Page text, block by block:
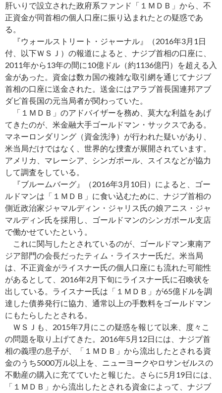
肝いりで設立された政府系ファンド「１ＭＤＢ」から、不
正資金が同首相の個人口座に振り込まれたとの疑惑であ
る。
『ウォールストリート・ジャーナル』（2016年3月1日
付、以下ＷＳＪ）の報道によると、ナジブ首相の口座に、
2011年から13年の間に10億ドル（約1136億円）を超える入
金があった。資金は数カ国の複雑な取引網を通じてナジブ
首相の口座に送金された。送金にはアラブ首長国連邦アブ
ダビ首長国の元当局者が関わっていた。
「１ＭＤＢ」のアドバイザーを務め、莫大な利益をあげ
てきたのが、米金融大手ゴールドマン・サックスである。
マネーロンダリング（資金洗浄）が行われた疑いがあり、
米当局だけではなく、世界的な捜査が展開されています。
アメリカ、マレーシア、シンガポール、スイスなどが協力
して調査をしている。
『ブルームバーグ』（2016年3月10日）によると、ゴー
ルドマンは「１ＭＤＢ」に食い込むために、ナジブ首相の
側近政治家ジャマルディン・ジャリス氏の娘アニス・ジャ
マルディン氏を採用し、ゴールドマンのシンガポール支店
で働かせていたという。
これに関与したとされているのが、ゴールドマン東南ア
ジア部門の会長だったティム・ライスナー氏だ。米当局
は、不正資金がライスナー氏の個人口座にも流れた可能性
があるとして、2016年2月下旬にライスナー氏に召喚状を
出している。ライスナー氏は「１ＭＤＢ」が65億ドルを調
達した債券発行に協力、通常以上の手数料をゴールドマン
にもたらしたとされる。
ＷＳＪも、2015年7月にこの疑惑を報じて以来、度々こ
の問題を取り上げてきた。2016年5月12日には、ナジブ首
相の義理の息子が、「１ＭＤＢ」から流出したとされる資
金のうち5000万ル以上を、ニューヨークやロサンゼルスの
不動産の購入に充てていたと報じた。さらに5月19日には、
「１ＭＤＢ」から流出したとされる資金によって、ナジブ